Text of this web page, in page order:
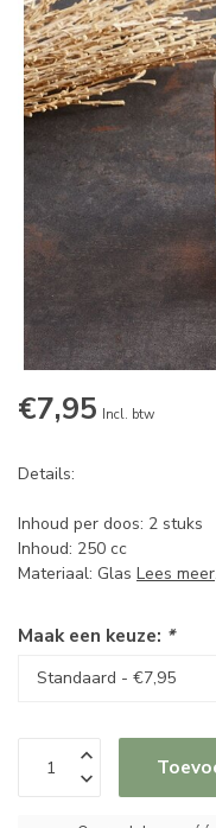
€7,95 Incl. btw
Details:
Inhoud per doos: 2 stuks
Inhoud: 250 cc
Materiaal: Glas Lees meer.
Maak een keuze: *